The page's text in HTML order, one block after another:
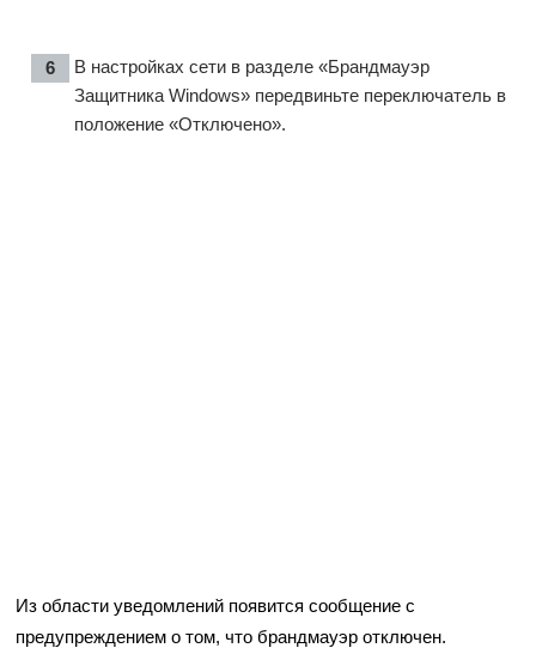
В настройках сети в разделе «Брандмауэр
Защитника Windows» передвиньте переключатель в
положение «Отключено».
Из области уведомлений появится сообщение с
предупреждением о том, что брандмауэр отключен.